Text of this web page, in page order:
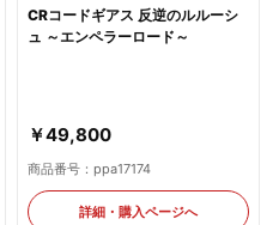
CRコードギアス 反逆のルルーシ
ュ ～エンペラーロード～
￥49,800
商品番号：ppa17174
詳細・購入ページへ